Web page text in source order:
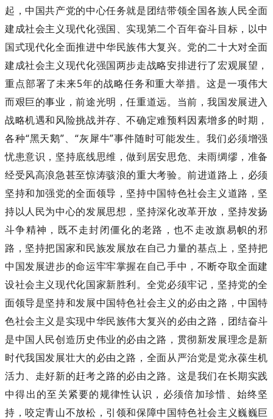
起，中国共产党的中心任务就是团结带领全国各族人民全面
建成社会主义现代化强国、实现第二个百年奋斗目标，以中
国式现代化全面推进中华民族伟大复兴。党的二十大对全面
建成社会主义现代化强国两步走战略安排进行了宏观展望，
重点部署了未来5年的战略任务和重大举措。这是一项伟大
而艰巨的事业，前途光明，任重道远。当前，我国发展进入
战略机遇和风险挑战并存、不确定难预料因素增多的时期，
各种“黑天鹅”、“灰犀牛”事件随时可能发生。我们必须增强
忧患意识，坚持底线思维，做到居安思危、未雨绸缪，准备
经受风高浪急甚至惊涛骇浪的重大考验。前进道路上，必须
坚持和加强党的全面领导，坚持中国特色社会主义道路，坚
持以人民为中心的发展思想，坚持深化改革开放，坚持发扬
斗争精神，既不走封闭僵化的老路，也不走改旗易帜的邪
路，坚持把国家和民族发展放在自己力量的基点上，坚持把
中国发展进步的命运牢牢掌握在自己手中，不断夺取全面建
设社会主义现代化国家新胜利。全党必须牢记，坚持党的全
面领导是坚持和发展中国特色社会主义的必由之路，中国特
色社会主义是实现中华民族伟大复兴的必由之路，团结奋斗
是中国人民创造历史伟业的必由之路，贯彻新发展理念是新
时代我国发展壮大的必由之路，全面从严治党是党永葆生机
活力、走好新的赶考之路的必由之路。这是我们在长期实践
中得出的至关紧要的规律性认识，必须倍加珍惜、始终坚
持，咬定青山不放松，引领和保障中国特色社会主义巍巍巨